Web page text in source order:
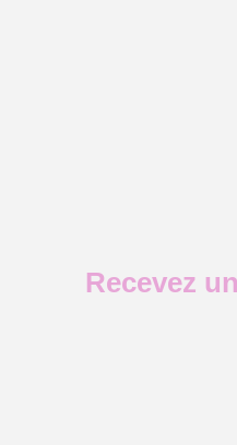
Recevez